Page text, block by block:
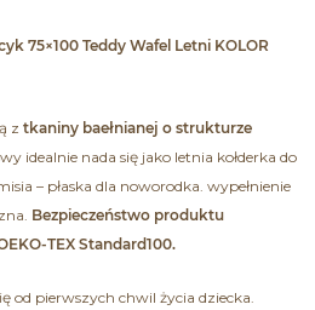
75×100 Teddy Wafel Letni KOLOR
z tkaniny baełnianej o strukturze
idealnie nada się jako letnia kołderka do
– płaska dla noworodka. wypełnienie
Bezpieczeństwo produktu
TEX Standard100.
od pierwszych chwil życia dziecka.